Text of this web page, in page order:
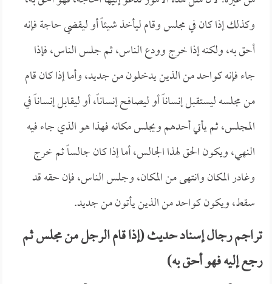
وكذلك إذا كان في مجلس وقام ليأخذ شيئاً أو ليقضي حاجة فإنه
أحق به، ولكنه إذا خرج وودع الناس، ثم جلس الناس، فإذا
جاء فإنه كواحد من الذين يدخلون من جديد، وأما إذا كان قام
من مجلسه ليستقبل إنساناً أو ليصافح إنساناً، أو ليقابل إنساناً في
المجلس، ثم يأتي أحدهم ويجلس مكانه فهذا هو الذي جاء فيه
النهي، ويكون الحق لهذا الجالس، أما إذا كان جالساً ثم خرج
وغادر المكان وانتهى من المكان، وجلس الناس، فإن حقه قد
سقط، ويكون كواحد من الذين يأتون من جديد.
تراجم رجال إسناد حديث (إذا قام الرجل من مجلس ثم
رجع إليه فهو أحق به)